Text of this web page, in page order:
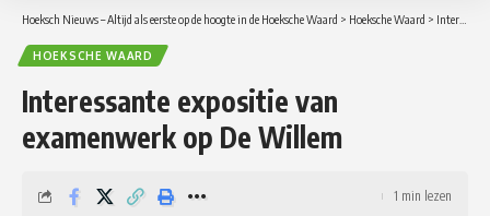
Hoeksch Nieuws – Altijd als eerste op de hoogte in de Hoeksche Waard > Hoeksche Waard > Interessante expositie van examenwerk op De Willem
HOEKSCHE WAARD
Interessante expositie van
examenwerk op De Willem
1 min lezen